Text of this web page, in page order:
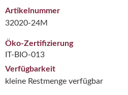
Artikelnummer
32020-24M
Öko-Zertifizierung
IT-BIO-013
Verfügbarkeit
kleine Restmenge verfügbar